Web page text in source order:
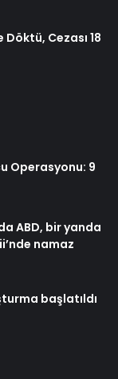
Cezası 18
Operasyonu: 9
ABD, bir yanda
namaz
başlatıldı